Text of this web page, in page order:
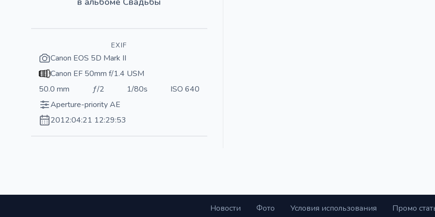
EXIF
Canon EOS 5D Mark II
Canon EF 50mm f/1.4 USM
50.0 mm
ƒ/2 1/80s
ISO 640
Aperture-priority AE
2012:04:21 12:29:53
Новости Фото Условия использования Промо